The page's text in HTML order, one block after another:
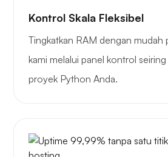
Pengangkut barang
Kontrol Skala Fleksibel
Tingkatkan RAM dengan mudah
kami melalui panel kontrol
proyek Python Anda.